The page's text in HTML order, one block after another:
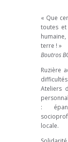
« Que
toutes et
terre ! »
Boutros
Ruzière
Ateliers
:
locale.